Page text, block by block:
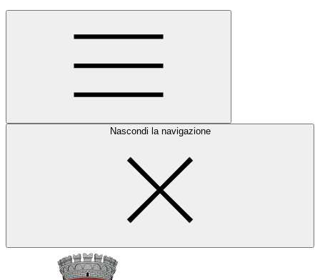
Nascondi la navigazione